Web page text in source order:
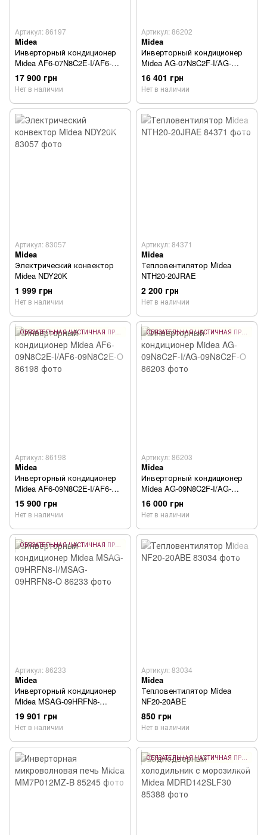
Артикул: 86197
Midea
Инверторный кондиционер
Midea AF6-07N8C2E-I/AF6-
07N8C2E-O
17 900 грн
Нет в наличии
Артикул: 86202
Midea
Инверторный кондиционер
Midea AG-07N8C2F-I/AG-
07N8C2F-O
16 401 грн
Нет в наличии
Артикул: 83057
Midea
Электрический конвектор
Midea NDY20K
1 999 грн
Нет в наличии
Артикул: 84371
Midea
Тепловентилятор Midea
NTH20-20JRAE
2 200 грн
Нет в наличии
ОБЯЗАТЕЛЬНАЯ ЧАСТИЧНАЯ ПРЕДОПЛАТА 10%
Артикул: 86198
Midea
Инверторный кондиционер
Midea AF6-09N8C2E-I/AF6-
09N8C2E-O
15 900 грн
Нет в наличии
ОБЯЗАТЕЛЬНАЯ ЧАСТИЧНАЯ ПРЕДОПЛАТА 10%
Артикул: 86203
Midea
Инверторный кондиционер
Midea AG-09N8C2F-I/AG-
09N8C2F-O
16 000 грн
Нет в наличии
ОБЯЗАТЕЛЬНАЯ ЧАСТИЧНАЯ ПРЕДОПЛАТА 10%
Артикул: 86233
Midea
Инверторный кондиционер
Midea MSAG-09HRFN8-
I/MSAG-09HRFN8-O
19 901 грн
Нет в наличии
Артикул: 83034
Midea
Тепловентилятор Midea
NF20-20ABE
850 грн
Нет в наличии
ОБЯЗАТЕЛЬНАЯ ЧАСТИЧНАЯ ПРЕДОПЛАТА 10%